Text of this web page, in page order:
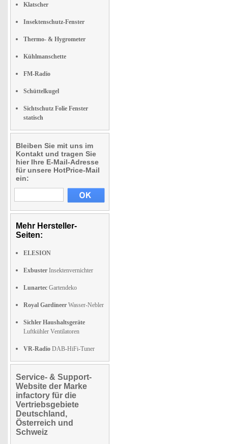
Klatscher
Insektenschutz-Fenster
Thermo- & Hygrometer
Kühlmanschette
FM-Radio
Schüttelkugel
Sichtschutz Folie Fenster
statisch
Bleiben Sie mit uns im
Kontakt und tragen Sie
hier Ihre E-Mail-Adresse
für unsere HotPrice-Mail
ein:
Mehr Hersteller-
Seiten:
ELESION
Exbuster Insektenvernichter
Lunartec Gartendeko
Royal Gardineer Wasser-Nebler
Sichler Haushaltsgeräte
Luftkühler Ventilatoren
VR-Radio DAB-HiFi-Tuner
Service- & Support-
Website der Marke
infactory für die
Vertriebsgebiete
Deutschland,
Österreich und
Schweiz